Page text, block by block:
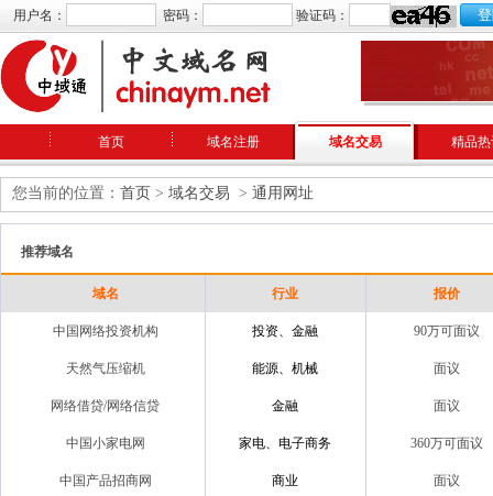
用户名： 密码： 验证码：
首页 域名注册 域名交易 精品
您当前的位置： 首页 > 域名交易 > 通用网址
推荐域名
域名 行业 报价
中国网络投资机构 投资、金融 90万可面议
天然气压缩机 能源、机械 面议
网络借贷/网络信贷 金融 面议
中国小家电网 家电、电子商务 360万可面议
中国产品招商网 商业 面议